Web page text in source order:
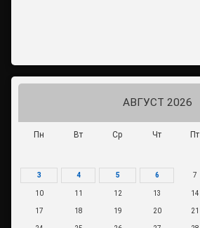
АВГУСТ 2026
Пн Вт Ср Чт Пт
3 4 5 6 7
10 11 12 13 14
17 18 19 20 21